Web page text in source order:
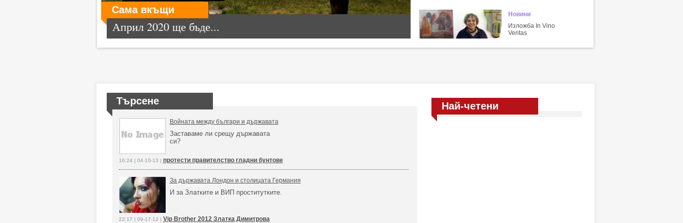
Сама вкъщи
Април 2020 ще бъде...
Новини
Изложба In Vino
Veritas
Търсене
Войната между българи и държавата
Заставаме ли срещу държавата
си?
16:24 | 04-10-13 | протести правителство гладни бунтове
За държавата Лондон и столицата Германия
И за Златките и ВИП проститутките.
22:17 | 09-17-12 | Vip Brother 2012 Златка Димитрова
Най-четени